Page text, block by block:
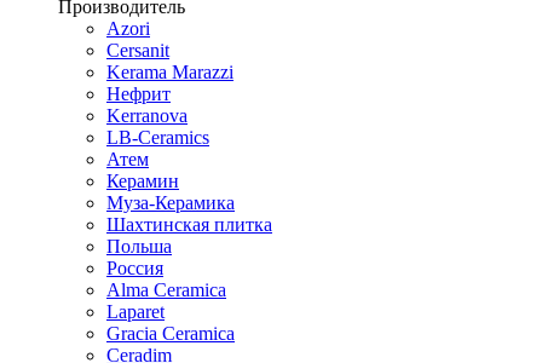
Производитель
Azori
Cersanit
Kerama Marazzi
Нефрит
Kerranova
LB-Ceramics
Атем
Керамин
Муза-Керамика
Шахтинская плитка
Польша
Россия
Alma Ceramica
Laparet
Gracia Ceramica
Ceradim